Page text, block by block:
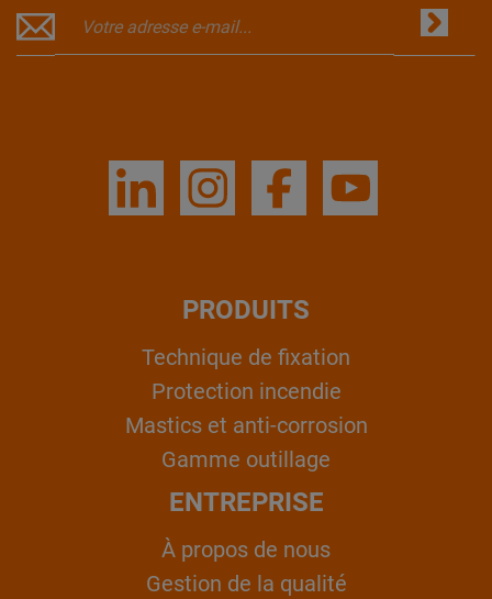
PRODUITS
Technique de fixation
Protection incendie
Mastics et anti-corrosion
Gamme outillage
ENTREPRISE
À propos de nous
Gestion de la qualité